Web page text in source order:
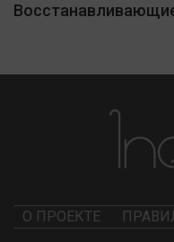
О ПРОЕКТЕ